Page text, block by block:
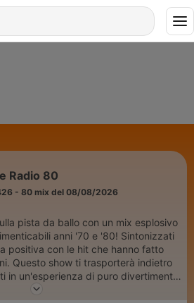
Radio 80
- 80 mix del 08/08/2026
pista da ballo con un mix esplosivo
anni '70 e '80! Sintonizzati
positiva con le hit che hanno fatto
Questo show ti trasporterà indietro
in un'esperienza di puro divertimento
i tuoi piedi al suono delle canzoni